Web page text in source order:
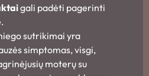
gali padėti pagerinti
sutrikimai yra
simptomas, visgi,
moterų su